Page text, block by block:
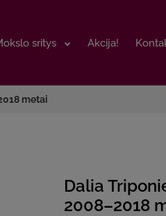
sritys Akcija!
sritys Akcija!
metai
Dalia
2008–2018